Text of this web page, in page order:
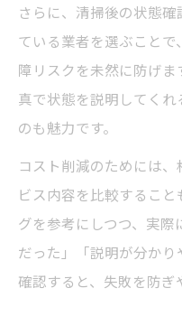
さらに、清掃後の状態
ている業者を選ぶこと
障リスクを未然に防げ
真で状態を説明してく
のも魅力です。
コスト削減のためには
ビス内容を比較するこ
グを参考にしつつ、実
だった」「説明が分か
確認すると、失敗を防ぎ